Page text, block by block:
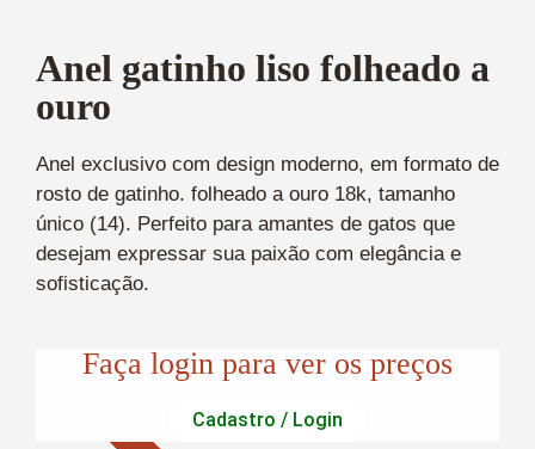
Anel gatinho liso folheado a
ouro
Anel exclusivo com design moderno, em formato de
rosto de gatinho. folheado a ouro 18k, tamanho
único (14). Perfeito para amantes de gatos que
desejam expressar sua paixão com elegância e
sofisticação.
Faça login para ver os preços
Cadastro / Login